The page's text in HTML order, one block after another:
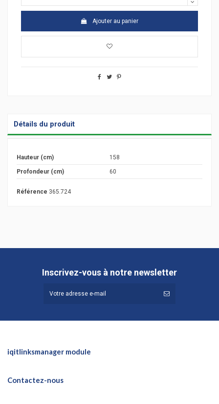
Ajouter au panier
Détails du produit
Hauteur (cm) 158
Profondeur (cm) 60
Référence 365.724
Inscrivez-vous à notre newsletter
iqitlinksmanager module
Contactez-nous